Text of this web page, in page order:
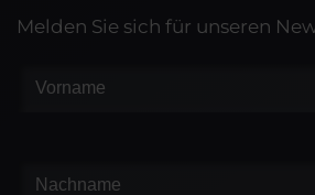
Melden Sie sich für unseren